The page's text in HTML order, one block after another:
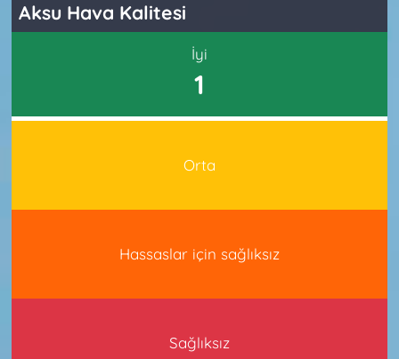
Aksu Hava Kalitesi
İyi
1
Orta
Hassaslar için sağlıksız
Sağlıksız